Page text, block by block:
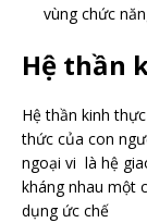
vùng chức
Hệ thần
Hệ thần kinh
thức của con
ngoại vi là hệ
kháng nhau một
dụng ức chế